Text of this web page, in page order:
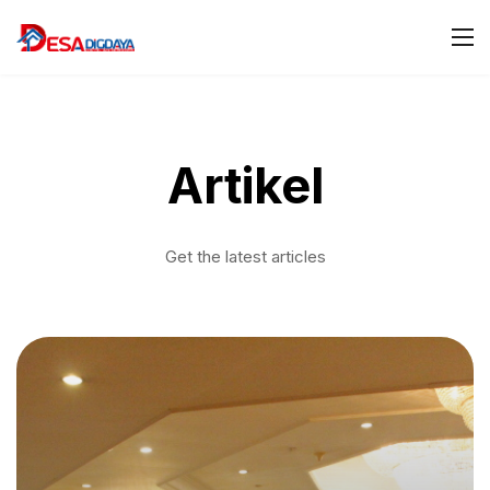
Artikel
Get the latest articles